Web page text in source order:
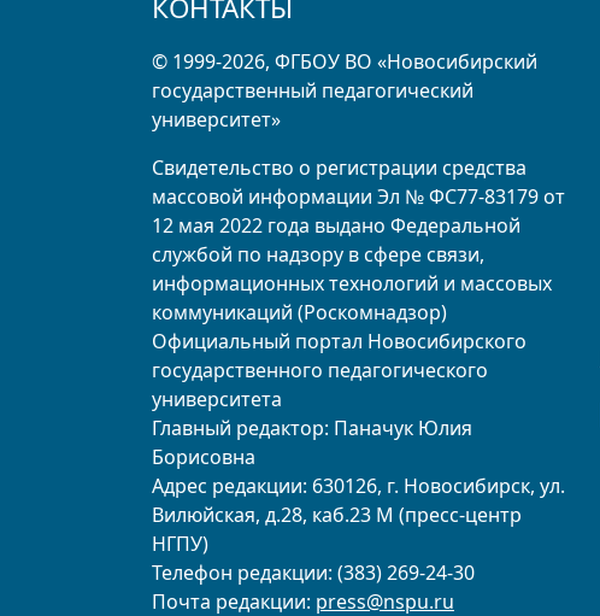
КОНТАКТЫ
© 1999-2026, ФГБОУ ВО «Новосибирский
государственный педагогический
университет»
Свидетельство о регистрации средства
массовой информации Эл № ФС77-83179 от
12 мая 2022 года выдано Федеральной
службой по надзору в сфере связи,
информационных технологий и массовых
коммуникаций (Роскомнадзор)
Официальный портал Новосибирского
государственного педагогического
университета
Главный редактор: Паначук Юлия
Борисовна
Адрес редакции: 630126, г. Новосибирск, ул.
Вилюйская, д.28, каб.23 М (пресс-центр
НГПУ)
Телефон редакции: (383) 269-24-30
Почта редакции: press@nspu.ru